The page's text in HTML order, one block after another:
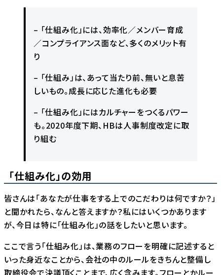
– 「仕組み化」には、効率化／メンバー育成
／コンプライアンス面など、多くのメリット有
り
– 「仕組み」は、あって当たり前、無いと息苦
しいもの。成長に応じた進化も必要
– 「仕組み化」にはカルチャーをつくるパワー
も。2020年度下期、HBは人事制度改定に取
り組む
「仕組み化」の効用
皆さんは「あなたが仕事をする上でのこだわりは何ですか？」
と聞かれたら、なんと答えますか？私にはいくつかあります
が、今日は特に「仕組み化」の話をしたいと思います。
ここで言う「仕組み化」は、業務のフローを明確に記述すると
いった身近なことから、会社の中のルールをきちんと整備し
取締役会で決議頂くことまで、広く含みます。フローとかルー